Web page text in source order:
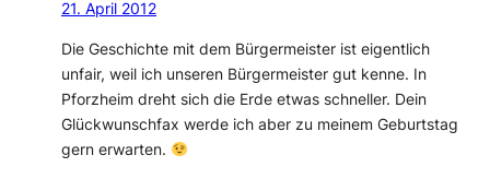
21. April 2012
Die Geschichte mit dem Bürgermeister ist eigentlich
unfair, weil ich unseren Bürgermeister gut kenne. In
Pforzheim dreht sich die Erde etwas schneller. Dein
Glückwunschfax werde ich aber zu meinem Geburtstag
gern erwarten.